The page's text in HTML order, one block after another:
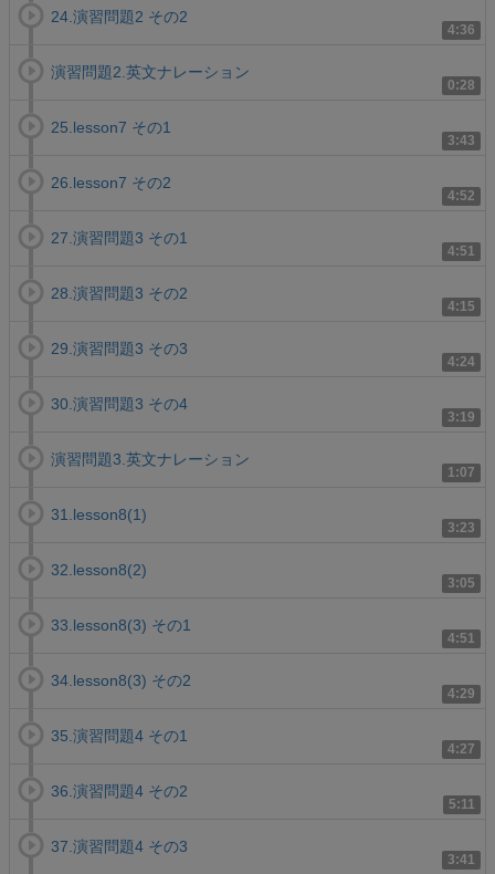
4:36
24.演習問題2 その2
0:28
演習問題2.英文ナレーション
3:43
25.lesson7 その1
4:52
26.lesson7 その2
4:51
27.演習問題3 その1
4:15
28.演習問題3 その2
4:24
29.演習問題3 その3
3:19
30.演習問題3 その4
1:07
演習問題3.英文ナレーション
3:23
31.lesson8(1)
3:05
32.lesson8(2)
4:51
33.lesson8(3) その1
4:29
34.lesson8(3) その2
4:27
35.演習問題4 その1
5:11
36.演習問題4 その2
3:41
37.演習問題4 その3